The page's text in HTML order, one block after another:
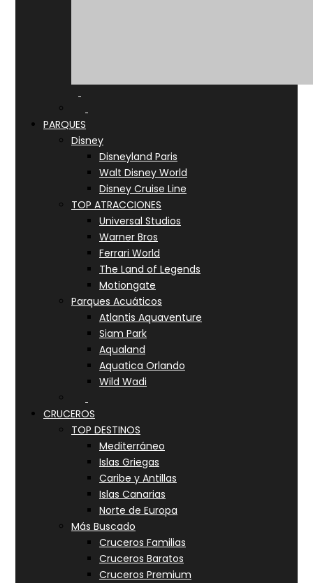
PARQUES
Disney
Disneyland Paris
Walt Disney World
Disney Cruise Line
TOP ATRACCIONES
Universal Studios
Warner Bros
Ferrari World
The Land of Legends
Motiongate
Parques Acuáticos
Atlantis Aquaventure
Siam Park
Aqualand
Aquatica Orlando
Wild Wadi
CRUCEROS
TOP DESTINOS
Mediterráneo
Islas Griegas
Caribe y Antillas
Islas Canarias
Norte de Europa
Más Buscado
Cruceros Familias
Cruceros Baratos
Cruceros Premium